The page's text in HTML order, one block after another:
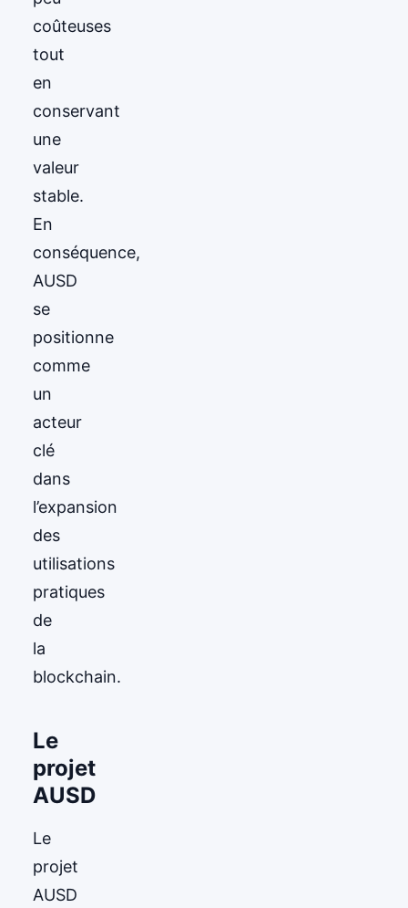
coûteuses
tout
en
conservant
une
valeur
stable.
En
conséquence,
AUSD
se
positionne
comme
un
acteur
clé
dans
l’expansion
des
utilisations
pratiques
de
la
blockchain.
Le
projet
AUSD
Le
projet
AUSD